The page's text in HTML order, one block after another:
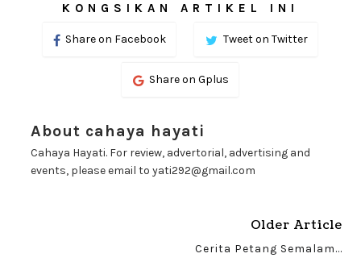
KONGSIKAN ARTIKEL INI
Share on Facebook Tweet on Twitter
Share on Gplus
About cahaya hayati
Cahaya Hayati. For review, advertorial, advertising and
events, please email to yati292@gmail.com
Older Article
Cerita Petang Semalam...